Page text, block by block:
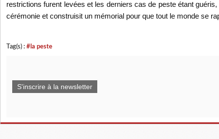
restrictions furent levées et les derniers cas de peste étant
cérémonie et construisit un mémorial pour que tout le monde se
Tag(s) : #la peste
S'inscrire à la newsletter